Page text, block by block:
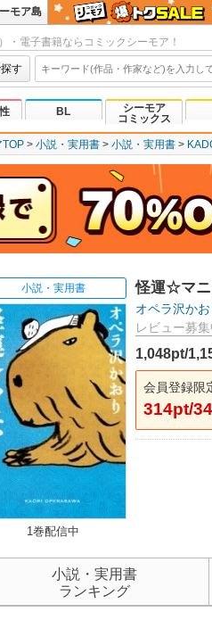
モア島
・電子書籍ならコミックシーモア！
す
BL
シーモア
コミックス
小説・実用書 小説・実用書
小説・実用書
1巻配信中
怪運☆マ
オペラ沢かお
レビュー募集
1,048pt/
会員登録限
314pt/
小説・実用書
ランキング